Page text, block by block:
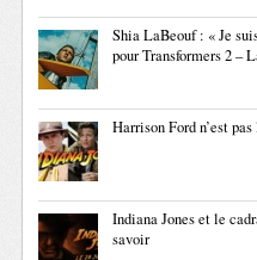
Shia LaBeouf : « Je
pour Transformers 2 –
Harrison Ford n’est
Indiana Jones et le
savoir